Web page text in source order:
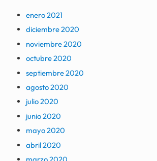
enero 2021
diciembre 2020
noviembre 2020
octubre 2020
septiembre 2020
agosto 2020
julio 2020
junio 2020
mayo 2020
abril 2020